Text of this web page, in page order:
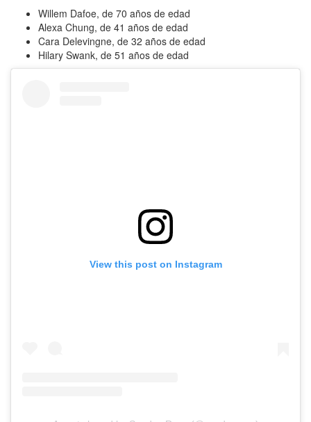
Willem Dafoe, de 70 años de edad
Alexa Chung, de 41 años de edad
Cara Delevingne, de 32 años de edad
Hilary Swank, de 51 años de edad
View this post on Instagram